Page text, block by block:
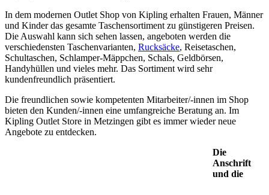
In dem modernen Outlet Shop von Kipling erhalten Frauen, Männer
und Kinder das gesamte Taschensortiment zu günstigeren Preisen.
Die Auswahl kann sich sehen lassen, angeboten werden die
verschiedensten Taschenvarianten, Rucksäcke, Reisetaschen,
Schultaschen, Schlamper-Mäppchen, Schals, Geldbörsen,
Handyhüllen und vieles mehr. Das Sortiment wird sehr
kundenfreundlich präsentiert.
Die freundlichen sowie kompetenten Mitarbeiter/-innen im Shop
bieten den Kunden/-innen eine umfangreiche Beratung an. Im
Kipling Outlet Store in Metzingen gibt es immer wieder neue
Angebote zu entdecken.
Die
Anschrift
und die